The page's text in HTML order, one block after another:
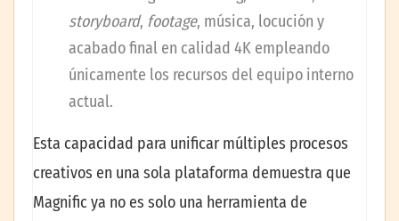
storyboard, footage, música, locución y
acabado final en calidad 4K empleando
únicamente los recursos del equipo interno
actual.
Esta capacidad para unificar múltiples procesos
creativos en una sola plataforma demuestra que
Magnific ya no es solo una herramienta de